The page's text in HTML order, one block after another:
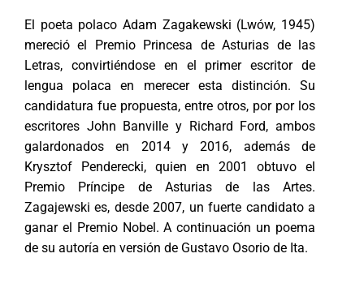
El poeta polaco Adam Zagakewski (Lwów, 1945)
mereció el Premio Princesa de Asturias de las
Letras, convirtiéndose en el primer escritor de
lengua polaca en merecer esta distinción. Su
candidatura fue propuesta, entre otros, por por los
escritores John Banville y Richard Ford, ambos
galardonados en 2014 y 2016, además de
Krysztof Penderecki, quien en 2001 obtuvo el
Premio Príncipe de Asturias de las Artes.
Zagajewski es, desde 2007, un fuerte candidato a
ganar el Premio Nobel. A continuación un poema
de su autoría en versión de Gustavo Osorio de Ita.